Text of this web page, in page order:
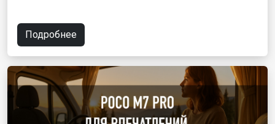
Подробнее